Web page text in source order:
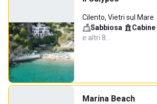
Cilento, Vietri sul Mare
Sabbiosa· Cabine·
e altri 8…
Marina Beach